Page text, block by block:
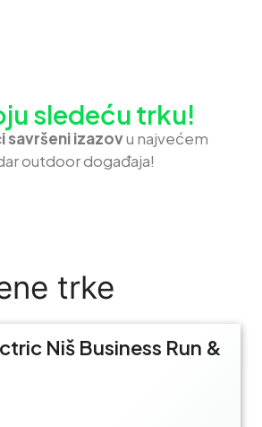
sledeću trku!
savršeni izazovu najvećem
outdoor događaja!
trke
Niš Business Run &